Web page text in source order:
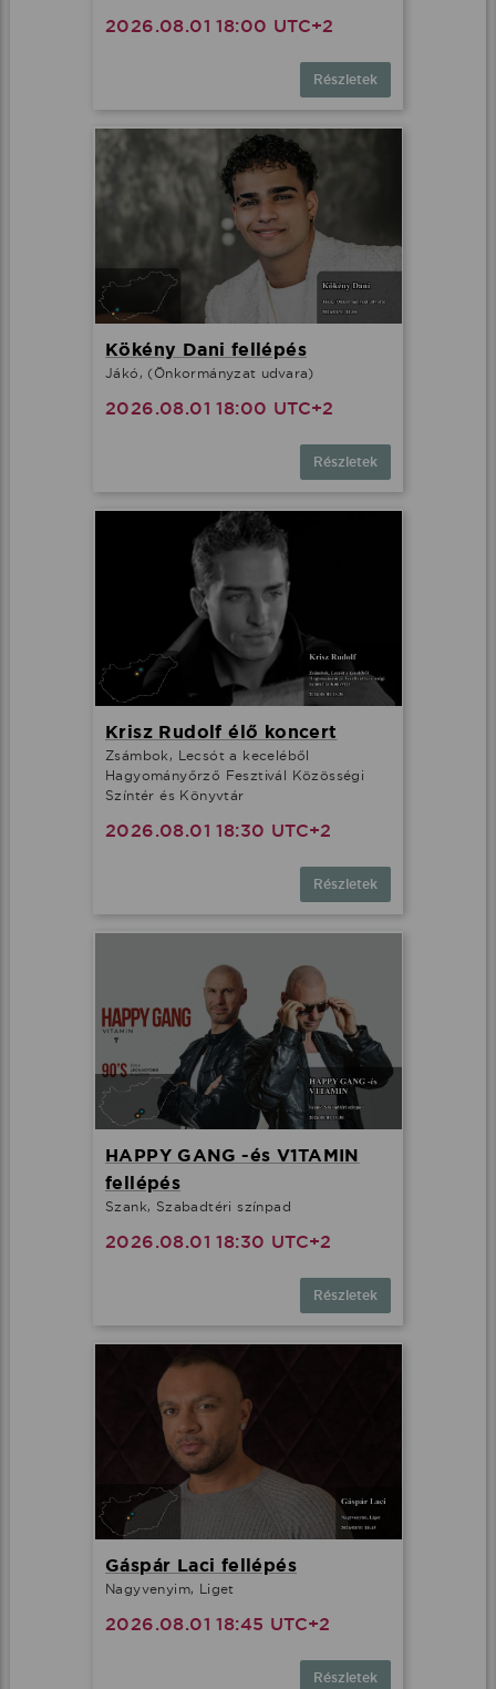
2026.08.01 18:00 UTC+2
Részletek
Kökény Dani fellépés
Jákó, (Önkormányzat udvara)
2026.08.01 18:00 UTC+2
Részletek
Krisz Rudolf élő koncert
Zsámbok, Lecsót a keceléből
Hagyományőrző Fesztivál Közösségi
Színtér és Könyvtár
2026.08.01 18:30 UTC+2
Részletek
HAPPY GANG -és V1TAMIN
fellépés
Szank, Szabadtéri színpad
2026.08.01 18:30 UTC+2
Részletek
Gáspár Laci fellépés
Nagyvenyim, Liget
2026.08.01 18:45 UTC+2
Részletek